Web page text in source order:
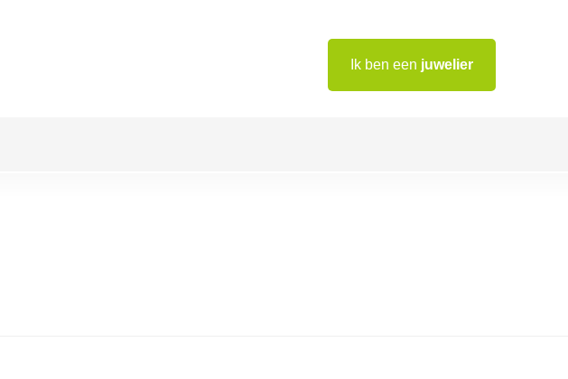
Ik ben een juwelier